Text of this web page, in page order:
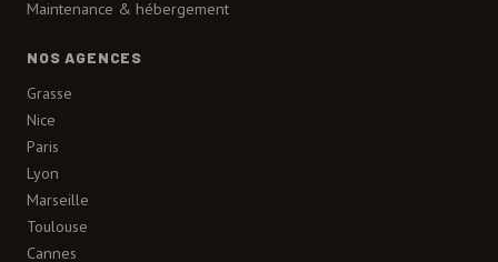
Maintenance & hébergement
NOS AGENCES
Grasse
Nice
Paris
Lyon
Marseille
Toulouse
Cannes